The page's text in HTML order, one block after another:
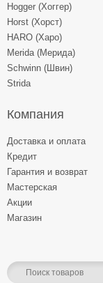
Hogger (Хоггер)
Horst (Хорст)
HARO (Харо)
Merida (Мерида)
Schwinn (Швин)
Strida
Компания
Доставка и оплата
Кредит
Гарантия и возврат
Мастерская
Акции
Магазин